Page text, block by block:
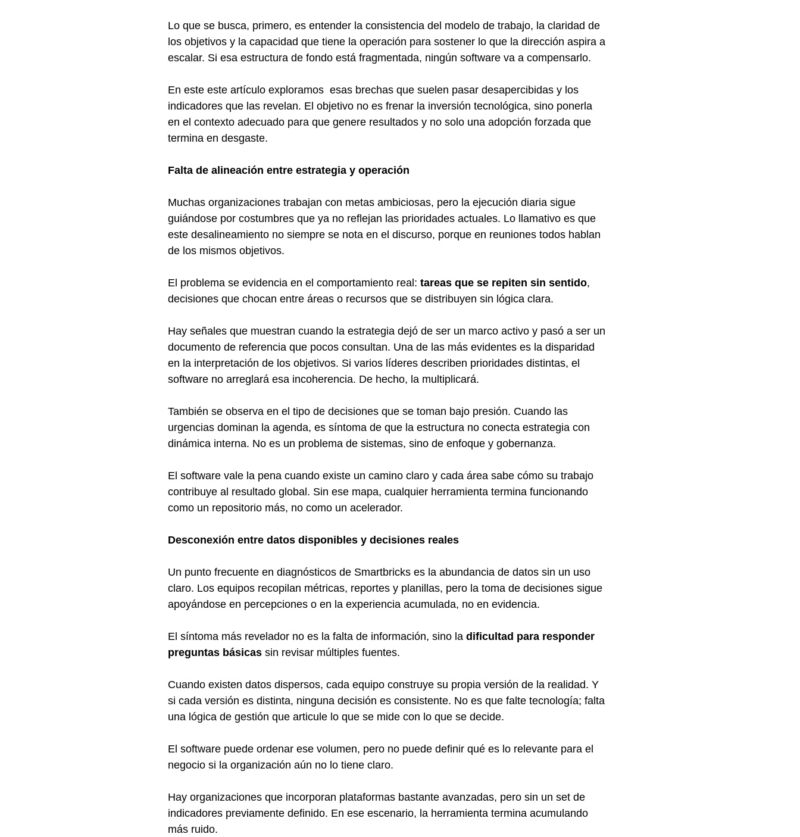
Lo que se busca, primero, es entender la consistencia del modelo de trabajo, la claridad de
los objetivos y la capacidad que tiene la operación para sostener lo que la dirección aspira a
escalar. Si esa estructura de fondo está fragmentada, ningún software va a compensarlo.
En este este artículo exploramos  esas brechas que suelen pasar desapercibidas y los
indicadores que las revelan. El objetivo no es frenar la inversión tecnológica, sino ponerla
en el contexto adecuado para que genere resultados y no solo una adopción forzada que
termina en desgaste.
Falta de alineación entre estrategia y operación
Muchas organizaciones trabajan con metas ambiciosas, pero la ejecución diaria sigue
guiándose por costumbres que ya no reflejan las prioridades actuales. Lo llamativo es que
este desalineamiento no siempre se nota en el discurso, porque en reuniones todos hablan
de los mismos objetivos.
El problema se evidencia en el comportamiento real: tareas que se repiten sin sentido,
decisiones que chocan entre áreas o recursos que se distribuyen sin lógica clara.
Hay señales que muestran cuando la estrategia dejó de ser un marco activo y pasó a ser un
documento de referencia que pocos consultan. Una de las más evidentes es la disparidad
en la interpretación de los objetivos. Si varios líderes describen prioridades distintas, el
software no arreglará esa incoherencia. De hecho, la multiplicará.
También se observa en el tipo de decisiones que se toman bajo presión. Cuando las
urgencias dominan la agenda, es síntoma de que la estructura no conecta estrategia con
dinámica interna. No es un problema de sistemas, sino de enfoque y gobernanza.
El software vale la pena cuando existe un camino claro y cada área sabe cómo su trabajo
contribuye al resultado global. Sin ese mapa, cualquier herramienta termina funcionando
como un repositorio más, no como un acelerador.
Desconexión entre datos disponibles y decisiones reales
Un punto frecuente en diagnósticos de Smartbricks es la abundancia de datos sin un uso
claro. Los equipos recopilan métricas, reportes y planillas, pero la toma de decisiones sigue
apoyándose en percepciones o en la experiencia acumulada, no en evidencia.
El síntoma más revelador no es la falta de información, sino la dificultad para responder
preguntas básicas sin revisar múltiples fuentes.
Cuando existen datos dispersos, cada equipo construye su propia versión de la realidad. Y
si cada versión es distinta, ninguna decisión es consistente. No es que falte tecnología; falta
una lógica de gestión que articule lo que se mide con lo que se decide.
El software puede ordenar ese volumen, pero no puede definir qué es lo relevante para el
negocio si la organización aún no lo tiene claro.
Hay organizaciones que incorporan plataformas bastante avanzadas, pero sin un set de
indicadores previamente definido. En ese escenario, la herramienta termina acumulando
más ruido.